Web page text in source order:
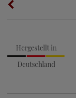
Hergestellt in
Deutschland